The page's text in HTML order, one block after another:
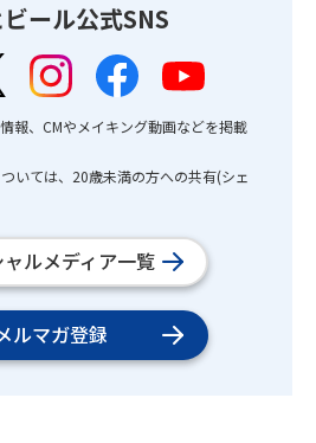
ール公式SNS
報、CMやメイキング動画などを掲載
いては、20歳未満の方への共有(シェ
ャルメディア一覧
ルマガ登録